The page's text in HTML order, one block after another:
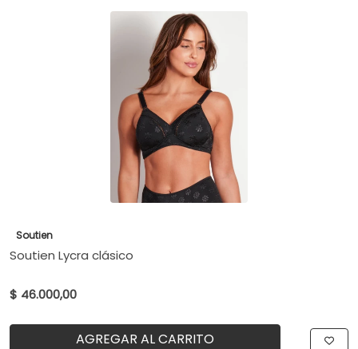
Soutien
Soutien Lycra clásico
$ 46.000,00
AGREGAR AL CARRITO